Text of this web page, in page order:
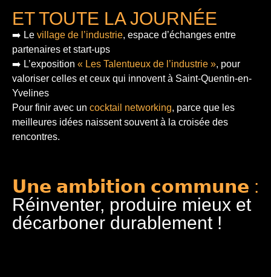
ET TOUTE LA JOURNÉE
➡️ Le village de l’industrie, espace d’échanges entre
partenaires et start-ups
➡️ L’exposition « Les Talentueux de l’industrie », pour
valoriser celles et ceux qui innovent à Saint-Quentin-en-
Yvelines
Pour finir avec un cocktail networking, parce que les
meilleures idées naissent souvent à la croisée des
rencontres.
𝗨𝗻𝗲 𝗮𝗺𝗯𝗶𝘁𝗶𝗼𝗻 𝗰𝗼𝗺𝗺𝘂𝗻𝗲 :
Réinventer, produire mieux et
décarboner durablement !